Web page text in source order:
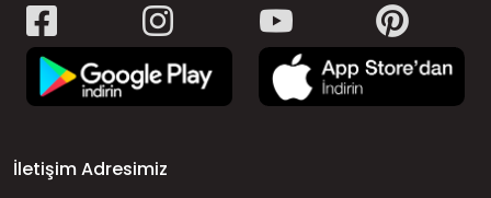
İletişim Adresimiz